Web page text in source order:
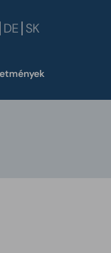
DE SK